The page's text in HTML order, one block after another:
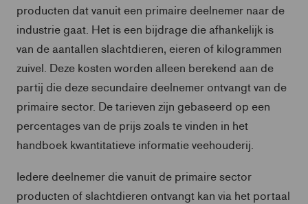
producten dat vanuit een primaire deelnemer naar de
industrie gaat. Het is een bijdrage die afhankelijk is
van de aantallen slachtdieren, eieren of kilogrammen
zuivel. Deze kosten worden alleen berekend aan de
partij die deze secundaire deelnemer ontvangt van de
primaire sector. De tarieven zijn gebaseerd op een
percentages van de prijs zoals te vinden in het
handboek kwantitatieve informatie veehouderij.
Iedere deelnemer die vanuit de primaire sector
producten of slachtdieren ontvangt kan via het portaal